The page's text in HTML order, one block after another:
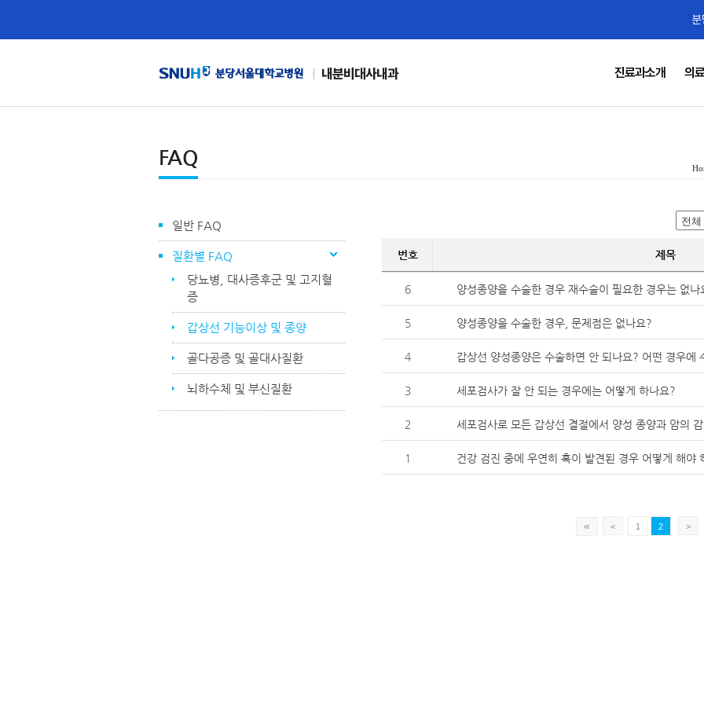
내분비대사내과 진료과소개 의
FAQ
일반 FAQ
질환별 FAQ
당뇨병, 대사증후군 및 고지혈
증
갑상선 기능이상 및 종양
골다공증 및 골대사질환
뇌하수체 및 부신질환
번호 제목
6 양성종양을 수술한 경우 재수술이 필요한 경우는 없나
5 양성종양을 수술한 경우, 문제점은 없나요?
4 갑상선 양성종양은 수술하면 안 되나요? 어떤 경우에
3 세포검사가 잘 안 되는 경우에는 어떻게 하나요?
2 세포검사로 모든 갑상선 결절에서 양성 종양과 암의
1 건강 검진 중에 우연히 혹이 발견된 경우 어떻게 해야
« < 1 2 >